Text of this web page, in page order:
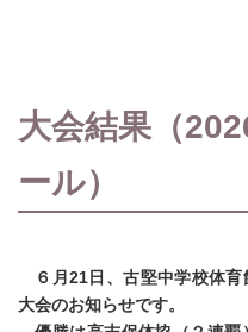
大会結果（
ール）
６月21日、古堅中学校体
大会のお知らせです。